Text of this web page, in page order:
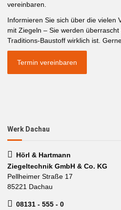
vereinbaren.
Informieren Sie sich über die vielen
mit Ziegeln – Sie werden
Traditions-Baustoff wirklich ist.
Termin vereinbaren
Werk Dachau
Hörl & Hartmann
Ziegeltechnik GmbH & Co. KG
Pellheimer Straße 17
85221 Dachau
08131 - 555 - 0